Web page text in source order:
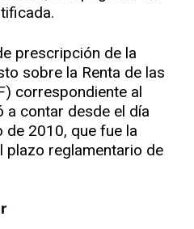
prescripción de la
sobre la Renta de las
correspondiente al
contar desde el día
de 2010, que fue la
plazo reglamentario de